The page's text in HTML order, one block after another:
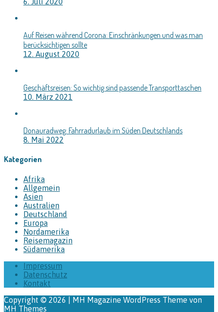
Auf Reisen während Corona: Einschränkungen und was man
berücksichtigen sollte
12. August 2020
Geschäftsreisen: So wichtig sind passende Transporttaschen
10. März 2021
Donauradweg: Fahrradurlaub im Süden Deutschlands
8. Mai 2022
Kategorien
Afrika
Allgemein
Asien
Australien
Deutschland
Europa
Nordamerika
Reisemagazin
Südamerika
Impressum
Datenschutz
Kontakt
Copyright © 2026 | MH Magazine WordPress Theme von
MH Themes